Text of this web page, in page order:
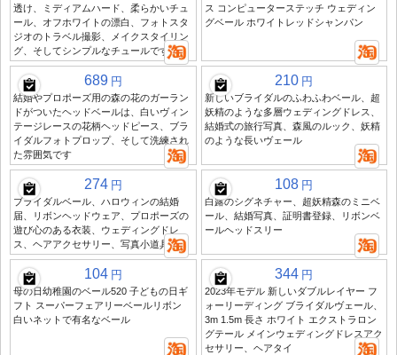
透け、ミディアムハード、柔らかいチュ
ール、オフホワイトの漂白、フォトスタ
ジオのトラベル撮影、メイクスタイリン
グ、そしてシンプルなチュールです
ス コンピューターステッチ ウェディン
グベール ホワイトレッドシャンパン
689 円
結婚やプロポーズ用の森の花のガーラン
ドがついたヘッドベールは、白いヴィン
テージレースの花柄ヘッドピース、ブラ
イダルフォトプロップ、そして洗練され
た雰囲気です
210 円
新しいブライダルのふわふわベール、超
妖精のような多層ウェディングドレス、
結婚式の旅行写真、森風のルック、妖精
のような長いヴェール
274 円
ブライダルベール、ハロウィンの結婚
届、リボンヘッドウェア、プロポーズの
遊び心のある衣装、ウェディングドレ
ス、ヘアアクセサリー、写真小道具
108 円
白露のシグネチャー、超妖精森のミニベ
ール、結婚写真、証明書登録、リボンベ
ールヘッドスリー
104 円
母の日幼稚園のベール520 子どもの日ギ
フト スーパーフェアリーベールリボン
白いネットで有名なベール
344 円
2023年モデル 新しいダブルレイヤー フ
ォーリーディング ブライダルヴェール、
3m 1.5m 長さ ホワイト エクストラロン
グテール メインウェディングドレスアク
セサリー、ヘアタイ